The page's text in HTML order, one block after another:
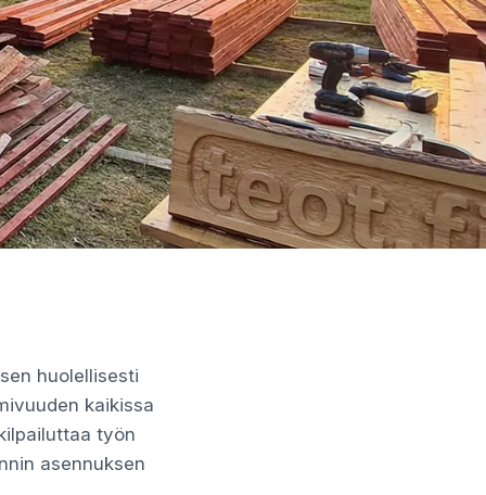
huolellisesti
kaikissa
työn
asennuksen